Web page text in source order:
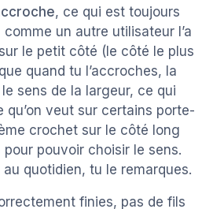
, ce qui est toujours
un autre utilisateur l’a
le petit côté (le côté le plus
quand tu l’accroches, la
sens de la largeur, ce qui
qu’on veut sur certains porte-
crochet sur le côté long
pouvoir choisir le sens.
au quotidien, tu le remarques.
finies, pas de fils